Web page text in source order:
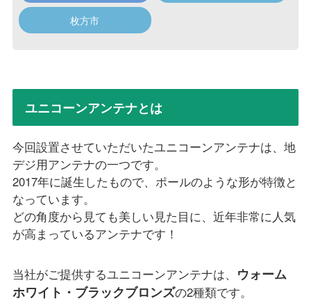
枚方市
ユニコーンアンテナとは
今回設置させていただいたユニコーンアンテナは、地
デジ用アンテナの一つです。
2017年に誕生したもので、ポールのような形が特徴と
なっています。
どの角度から見ても美しい見た目に、近年非常に人気
が高まっているアンテナです！
当社がご提供するユニコーンアンテナは、 ウォーム
ホワイト・ブラックブロンズの2種類です。